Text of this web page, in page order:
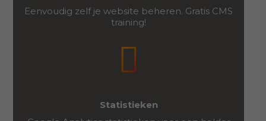
Eenvoudig zelf je website beheren. Gratis CMS
training!
Statistieken